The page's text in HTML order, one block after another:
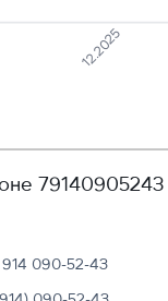
12.2025
79140905243
914 090-52-43